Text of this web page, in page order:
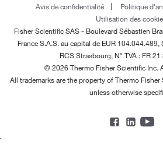
Avis de confidentialité
Politique
Utilisation des
Fisher Scientific SAS - Boulevard Sébastien
FranceS.A.S. au capital de EUR 104.044.489,
RCS Strasbourg, N° TVA : FR
© 2026 Thermo Fisher Scientific Inc.
All trademarks are the property of Thermo
unless otherwise